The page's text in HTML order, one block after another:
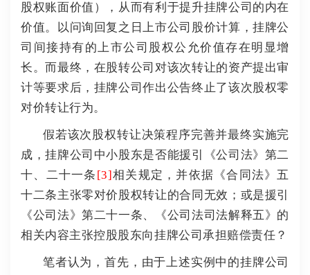
股权账面价值），从而有利于提升挂牌公司的内在
价值。以问询回复之日上市公司股价计算，挂牌公
司间接持有的上市公司股权公允价值存在明显增
长。而最终，在股转公司对该次转让的资产提出审
计等要求后，挂牌公司作出公告终止了该次股权零
对价转让行为。
假若该次股权转让决策程序完善并最终实施完
成，挂牌公司中小股东是否能援引《公司法》第二
十、二十一条 [3]相关规定，并依据《合同法》五
十二条主张零对价股权转让的合同无效；或是援引
《公司法》第二十一条、《公司法司法解释五》的
相关内容主张控股股东向挂牌公司承担赔偿责任？
笔者认为，首先，由于上述实例中的挂牌公司